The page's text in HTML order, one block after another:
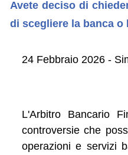
Avete deciso di
di scegliere la banca
24 Febbraio 2026 -
L'Arbitro Bancario
controversie che
operazioni e servizi